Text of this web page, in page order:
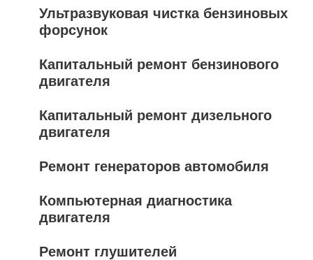
Ультразвуковая чистка бензиновых
форсунок
Капитальный ремонт бензинового
двигателя
Капитальный ремонт дизельного
двигателя
Ремонт генераторов автомобиля
Компьютерная диагностика
двигателя
Ремонт глушителей